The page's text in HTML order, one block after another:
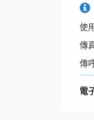
使
傳
傳
電